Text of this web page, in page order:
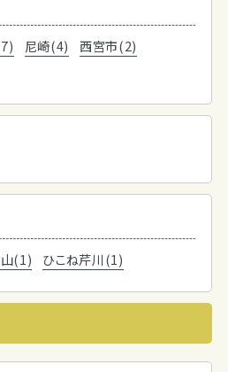
尼崎(4)
西宮市(2)
(1) ひこね芹川(1)